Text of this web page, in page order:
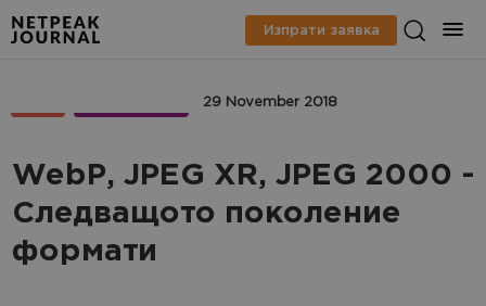
Изпрати заявка
29 November 2018
WebP, JPEG XR, JPEG 2000 -
Следващото поколение
формати